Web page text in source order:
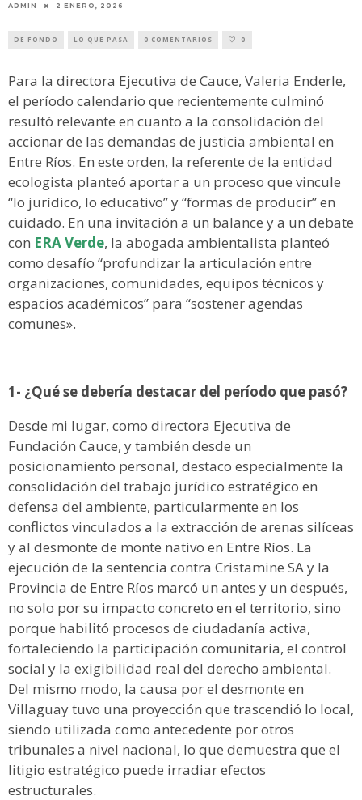
ADMIN 2 ENERO, 2026
DE FONDO LO QUE PASA 0 COMENTARIOS 0
Para la directora Ejecutiva de Cauce, Valeria Enderle,
el período calendario que recientemente culminó
resultó relevante en cuanto a la consolidación del
accionar de las demandas de justicia ambiental en
Entre Ríos. En este orden, la referente de la entidad
ecologista planteó aportar a un proceso que vincule
“lo jurídico, lo educativo” y “formas de producir” en
cuidado. En una invitación a un balance y a un debate
con ERA Verde, la abogada ambientalista planteó
como desafío “profundizar la articulación entre
organizaciones, comunidades, equipos técnicos y
espacios académicos” para “sostener agendas
comunes».
1- ¿Qué se debería destacar del período que pasó?
Desde mi lugar, como directora Ejecutiva de
Fundación Cauce, y también desde un
posicionamiento personal, destaco especialmente la
consolidación del trabajo jurídico estratégico en
defensa del ambiente, particularmente en los
conflictos vinculados a la extracción de arenas silíceas
y al desmonte de monte nativo en Entre Ríos. La
ejecución de la sentencia contra Cristamine SA y la
Provincia de Entre Ríos marcó un antes y un después,
no solo por su impacto concreto en el territorio, sino
porque habilitó procesos de ciudadanía activa,
fortaleciendo la participación comunitaria, el control
social y la exigibilidad real del derecho ambiental.
Del mismo modo, la causa por el desmonte en
Villaguay tuvo una proyección que trascendió lo local,
siendo utilizada como antecedente por otros
tribunales a nivel nacional, lo que demuestra que el
litigio estratégico puede irradiar efectos
estructurales.